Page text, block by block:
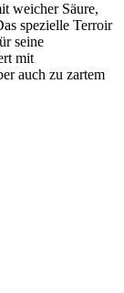
weicher Säure,
spezielle Terroir
seine
mit
auch zu zartem